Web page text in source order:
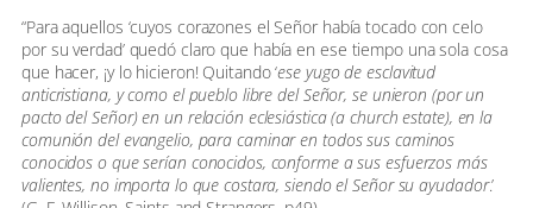
“Para aquellos ‘cuyos corazones el Señor había tocado con celo
por su verdad’ quedó claro que había en ese tiempo una sola cosa
que hacer, ¡y lo hicieron! Quitando ‘ese yugo de esclavitud
anticristiana, y como el pueblo libre del Señor, se unieron (por un
pacto del Señor) en un relación eclesiástica (a church estate), en la
comunión del evangelio, para caminar en todos sus caminos
conocidos o que serían conocidos, conforme a sus esfuerzos más
valientes, no importa lo que costara, siendo el Señor su ayudador.’